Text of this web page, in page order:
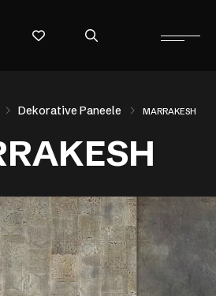
Dekorative Paneele MARRAKESH